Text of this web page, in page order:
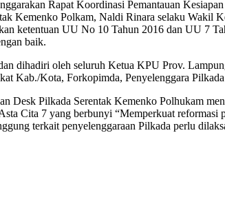
Rapat Koordinasi Pemantauan
Kemenko Polkam, Naldi Rinara selaku Wakil
ketentuan UU No 10 Tahun 2016 dan UU 7
baik.
dihadiri oleh seluruh Ketua KPU Prov.
Kab./Kota, Forkopimda, Penyelenggara
Pilkada Serentak Kemenko Polhukam
Cita 7 yang berbunyi “Memperkuat reformasi
terkait penyelenggaraan Pilkada perlu